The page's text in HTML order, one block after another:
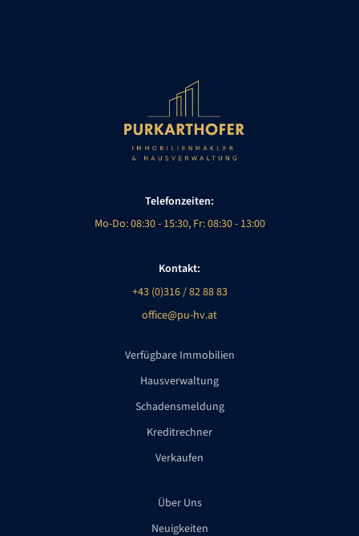
Telefonzeiten:
Mo-Do: 08:30 - 15:30, Fr: 08:30 - 13:00
Kontakt:
+43 (0)316 / 82 88 83
office@pu-hv.at
Verfügbare Immobilien
Hausverwaltung
Schadensmeldung
Kreditrechner
Verkaufen
Über Uns
Neuigkeiten